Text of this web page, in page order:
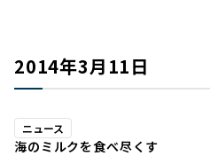
2014年3月11日
ニュース
海のミルクを食べ尽くす